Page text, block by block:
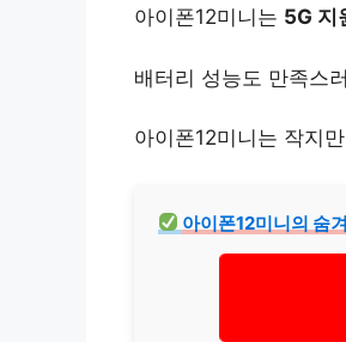
아이폰12미니는 5G 지
배터리 성능도 만족스
아이폰12미니는 작지
아이폰12미니의 숨